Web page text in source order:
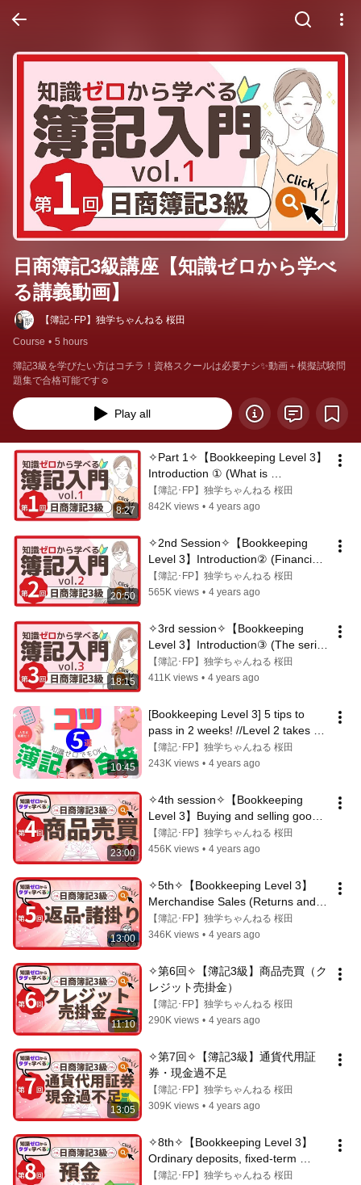
日商簿記3級講座【知識ゼロから学べ
る講義動画】
【簿記･FP】独学ちゃんねる 桜田
Course • 5 hours
簿記3級を学びたい方はコチラ！資格スクールは必要ナシ✨動画＋模擬試験問
題集で合格可能です☺︎
Play all
8:27
✧Part 1✧【Bookkeeping Level 3】
Introduction ① (What is
bookkeeping?)
【簿記･FP】独学ちゃんねる 桜田
842K views • 4 years ago
20:50
✧2nd Session✧【Bookkeeping
Level 3】Introduction② (Financial
Statements・5 Elements)
【簿記･FP】独学ちゃんねる 桜田
565K views • 4 years ago
18:15
✧3rd session✧【Bookkeeping
Level 3】Introduction③ (The series
of steps)
【簿記･FP】独学ちゃんねる 桜田
411K views • 4 years ago
10:45
[Bookkeeping Level 3] 5 tips to
pass in 2 weeks! //Level 2 takes 2
months!
【簿記･FP】独学ちゃんねる 桜田
243K views • 4 years ago
23:00
✧4th session✧【Bookkeeping
Level 3】Buying and selling goods
(cash, purchases, sales, accounts
rece...
【簿記･FP】独学ちゃんねる 桜田
456K views • 4 years ago
13:00
✧5th✧【Bookkeeping Level 3】
Merchandise Sales (Returns and
Expenses)
【簿記･FP】独学ちゃんねる 桜田
346K views • 4 years ago
11:10
✧第6回✧【簿記3級】商品売買（ク
レジット売掛金）
【簿記･FP】独学ちゃんねる 桜田
290K views • 4 years ago
13:05
✧第7回✧【簿記3級】通貨代用証
券・現金過不足
【簿記･FP】独学ちゃんねる 桜田
309K views • 4 years ago
✧8th✧【Bookkeeping Level 3】
Ordinary deposits, fixed-term
deposits, and current deposits
【簿記･FP】独学ちゃんねる 桜田